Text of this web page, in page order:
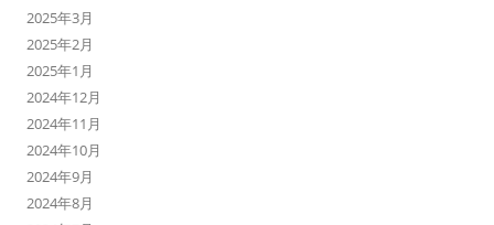
2025年3月
2025年2月
2025年1月
2024年12月
2024年11月
2024年10月
2024年9月
2024年8月